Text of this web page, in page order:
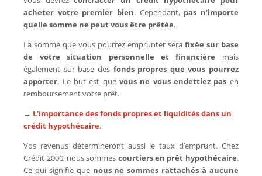
acheter votre premier bien. Cependant, pas n’importe
quelle somme ne peut vous être prêtée.
La somme que vous pourrez emprunter sera fixée sur base
de votre situation personnelle et financière mais
également sur base des fonds propres que vous pourrez
apporter. Le but est que vous ne vous endettiez pas en
remboursement votre prêt.
→ L’importance des fonds propres et liquidités dans un
crédit hypothécaire.
Vos revenus détermineront aussi le taux d’emprunt. Chez
Crédit 2000, nous sommes courtiers en prêt hypothécaire.
Ce qui signifie que nous ne sommes rattachés à aucune